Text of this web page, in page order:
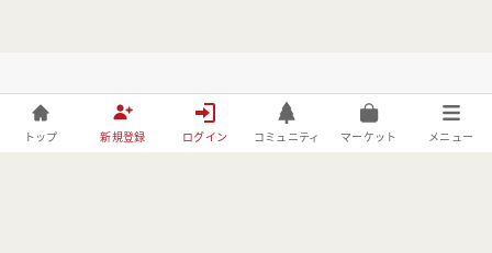
トップ 新規登録 ログイン コミュニティ マーケット メニュー